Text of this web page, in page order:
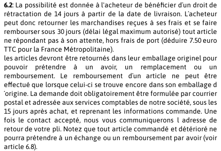
6.2: La possibilité est donnée à l'acheteur de bénéficier d´un droit de
rétractation de 14 jours à partir de la date de livraison. L´acheteur
peut donc retourner les marchandises reçues à ses frais et se faire
rembourser sous 30 jours (délai légal maximum autorisé) tout article
ne répondant pas à son attente, hors frais de port (déduire 7.50 euro
TTC pour la France Métropolitaine).
les articles devront être retournés dans leur emballage originel pour
pouvoir prétendre à un avoir, un remplacement ou un
remboursement. Le remboursement d´un article ne peut être
effectué que lorsque celui-ci se trouve encore dans son emballage d
´origine. La demande doit obligatoirement être formulée par courrier
postal et adressée aux services comptables de notre société, sous les
15 jours après achat, et reprenant les informations commande. Une
fois le contact accepté, nous vous communiquerons l adresse de
retour de votre pli. Notez que tout article commandé et détérioré ne
pourra prétendre à un échange ou un remboursement par avoir (voir
article 6.8).